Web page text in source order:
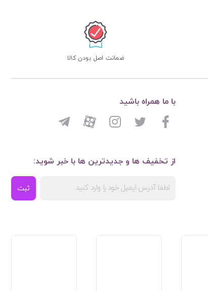
ضمانت اصل بودن کالا
از تخفیف ها و جدیدترین ها با خبر شوید:
ثبت
با ما همراه باشید